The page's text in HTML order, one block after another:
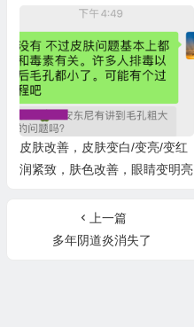
皮肤改善，皮肤变白/变亮/变红
润紧致，肤色改善，眼睛变明亮
上一篇
多年阴道炎消失了